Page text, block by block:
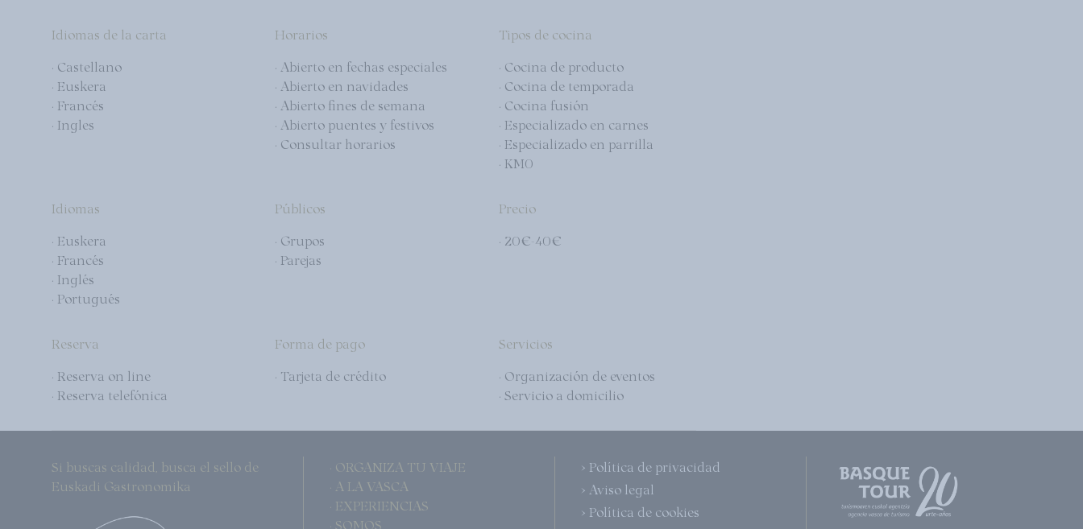
Idiomas de la carta
· Castellano
· Euskera
· Francés
· Ingles
Horarios
· Abierto en fechas especiales
· Abierto en navidades
· Abierto fines de semana
· Abierto puentes y festivos
· Consultar horarios
Tipos de cocina
· Cocina de producto
· Cocina de temporada
· Cocina fusión
· Especializado en carnes
· Especializado en parrilla
· KM0
Idiomas
· Euskera
· Francés
· Inglés
· Portugués
Públicos
· Grupos
· Parejas
Precio
· 20€-40€
Reserva
· Reserva on line
· Reserva telefónica
Forma de pago
· Tarjeta de crédito
Servicios
· Organización de eventos
· Servicio a domicilio
Si buscas calidad, busca el sello de
Euskadi Gastronomika
· ORGANIZA TU VIAJE
· A LA VASCA
· EXPERIENCIAS
· SOMOS
> Política de privacidad
> Aviso legal
> Política de cookies